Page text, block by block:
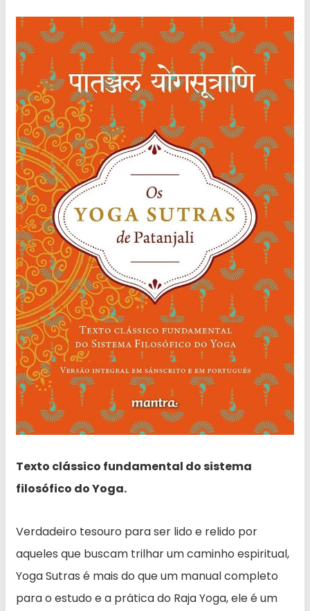
Texto clássico fundamental do sistema
filosófico do Yoga.
Verdadeiro tesouro para ser lido e relido por
aqueles que buscam trilhar um caminho espiritual,
Yoga Sutras é mais do que um manual completo
para o estudo e a prática do Raja Yoga, ele é um